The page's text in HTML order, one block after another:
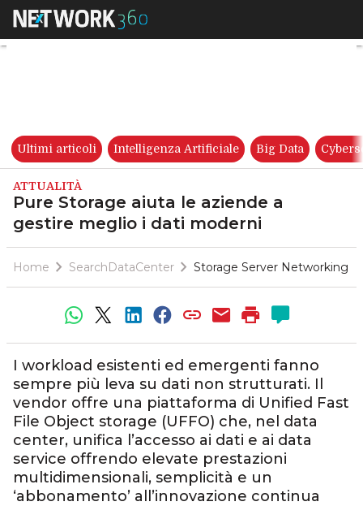
Pure Storage aiuta le
Ultimi articoli Intelligenza Artificiale Big Data
ATTUALITÀ
Pure Storage aiuta le aziende a
gestire meglio i dati moderni
Home SearchDataCenter Storage Server Networking
I workload esistenti ed emergenti fanno
sempre più leva su dati non strutturati. Il
vendor offre una piattaforma di Unified Fast
File Object storage (UFFO) che, nel data
center, unifica l’accesso ai dati e ai data
service offrendo elevate prestazioni
multidimensionali, semplicità e un
‘abbonamento’ all’innovazione continua